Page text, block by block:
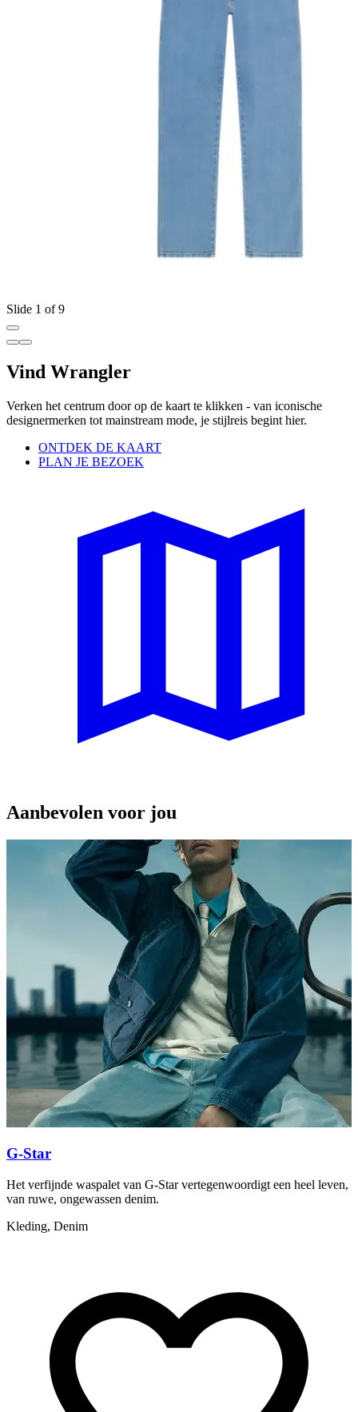
Slide 1 of 9
Vind Wrangler
Verken het centrum door op de kaart te klikken - van iconische
designermerken tot mainstream mode, je stijlreis begint hier.
ONTDEK DE KAART
PLAN JE BEZOEK
Aanbevolen voor jou
G-Star
Het verfijnde waspalet van G-Star vertegenwoordigt een heel leven,
van ruwe, ongewassen denim.
Kleding, Denim